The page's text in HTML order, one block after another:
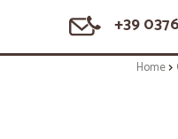
+39
Home